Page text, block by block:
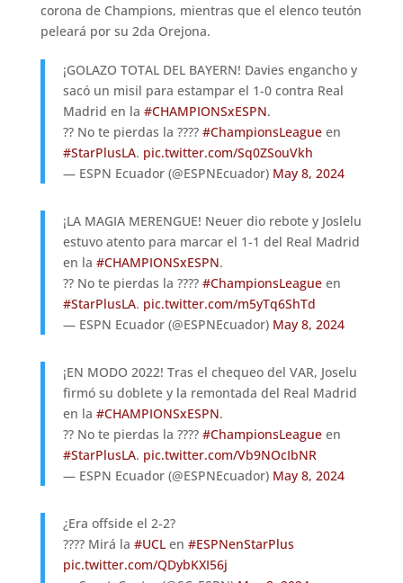
corona de Champions, mientras que el elenco teutón
peleará por su 2da Orejona.
¡GOLAZO TOTAL DEL BAYERN! Davies engancho y
sacó un misil para estampar el 1-0 contra Real
Madrid en la #CHAMPIONSxESPN.
?? No te pierdas la ???? #ChampionsLeagueen
#StarPlusLA. pic.twitter.com/Sq0ZSouVkh
— ESPN Ecuador (@ESPNEcuador) May 8, 2024
¡LA MAGIA MERENGUE! Neuer dio rebote y Joslelu
estuvo atento para marcar el 1-1 del Real Madrid
en la #CHAMPIONSxESPN.
?? No te pierdas la ???? #ChampionsLeagueen
#StarPlusLA. pic.twitter.com/m5yTq6ShTd
— ESPN Ecuador (@ESPNEcuador) May 8, 2024
¡EN MODO 2022! Tras el chequeo del VAR, Joselu
firmó su doblete y la remontada del Real Madrid
en la #CHAMPIONSxESPN.
?? No te pierdas la ???? #ChampionsLeagueen
#StarPlusLA. pic.twitter.com/Vb9NOcIbNR
— ESPN Ecuador (@ESPNEcuador) May 8, 2024
¿Era offside el 2-2?
???? Mirá la #UCLen #ESPNenStarPlus
pic.twitter.com/QDybKXI56j